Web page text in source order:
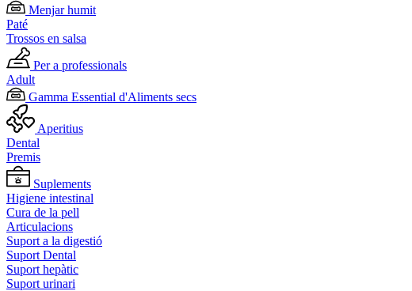
Menjar humit
Paté
Trossos en salsa
Per a professionals
Adult
Gamma Essential d'Aliments secs
Aperitius
Dental
Premis
Suplements
Higiene intestinal
Cura de la pell
Articulacions
Suport a la digestió
Suport Dental
Suport hepàtic
Suport urinari